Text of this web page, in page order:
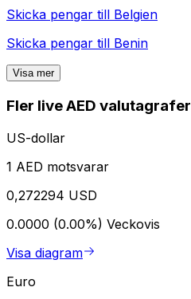
Skicka pengar till Belgien
Skicka pengar till Benin
Visa mer
Fler live AED valutagrafer
US-dollar
1 AED motsvarar
0,272294 USD
0.0000 (0.00%) Veckovis
Visa diagram
Euro